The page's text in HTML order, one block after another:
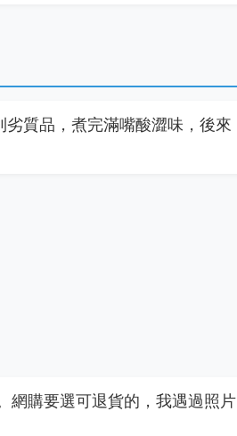
質品，煮完滿嘴酸澀味，後來
網購要選可退貨的，我遇過照片